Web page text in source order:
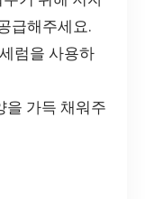
급해주세요.
럼을 사용하
을 가득 채워주